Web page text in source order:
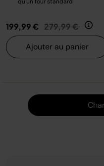
199,99 € Prix réduit de
279,99 € au
Ajouter au panier